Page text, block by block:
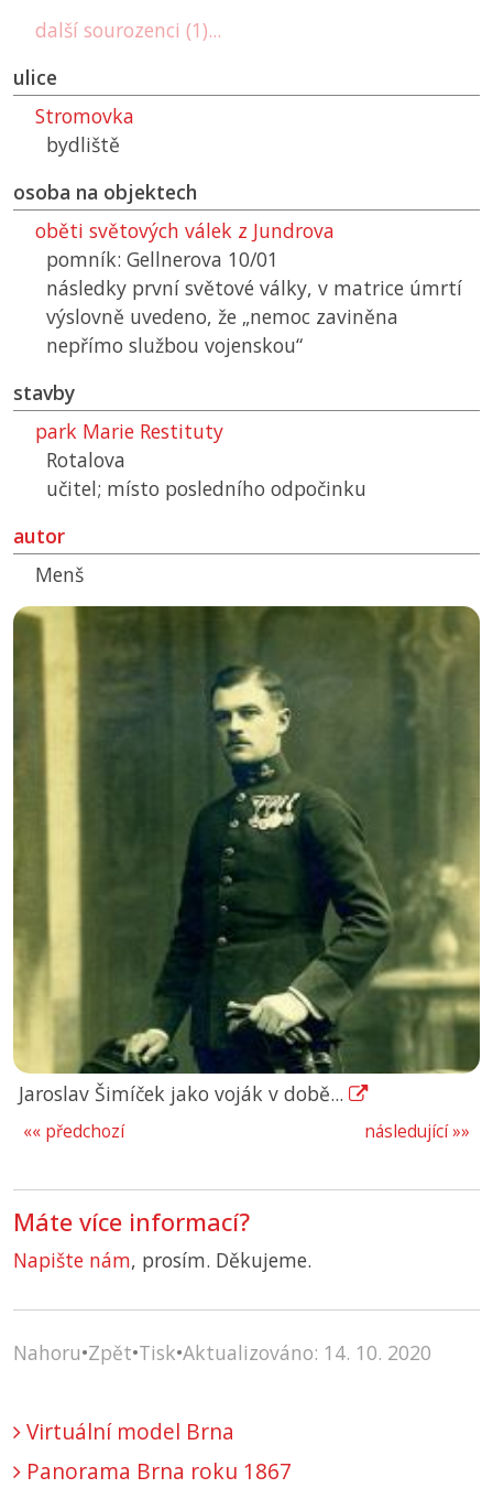
další sourozenci (1)...
ulice
Stromovka
bydliště
osoba na objektech
oběti světových válek z Jundrova
pomník: Gellnerova 10/01
následky první světové války, v matrice úmrtí
výslovně uvedeno, že „nemoc zaviněna
nepřímo službou vojenskou“
stavby
park Marie Restituty
Rotalova
učitel; místo posledního odpočinku
autor
Menš
Jaroslav Šimíček jako voják v době...
následující »»
«« předchozí
Máte více informací?
Napište nám, prosím. Děkujeme.
Nahoru•Zpět•Tisk•Aktualizováno: 14. 10. 2020
Virtuální model Brna
Panorama Brna roku 1867